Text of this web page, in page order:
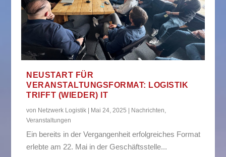
NEUSTART FÜR
VERANSTALTUNGSFORMAT: LOGISTIK
TRIFFT (WIEDER) IT
von Netzwerk Logistik Mai 24, 2025 Nachrichten,
Veranstaltungen
Ein bereits in der Vergangenheit erfolgreiches Format
erlebte am 22. Mai in der Geschäftsstelle...